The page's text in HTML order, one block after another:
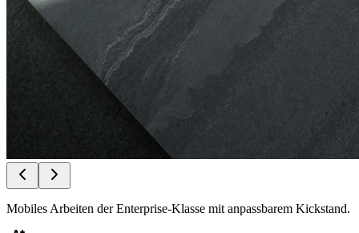
Mobiles Arbeiten der Enterprise-Klasse mit anpassbarem Kickstand.